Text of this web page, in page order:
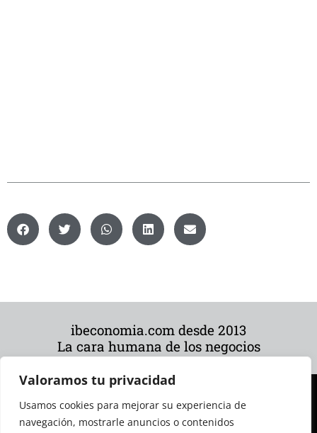
Valoramos tu privacidad
Usamos cookies para mejorar su experiencia de
navegación, mostrarle anuncios o contenidos
ibeconomia.com desde 2013
La cara humana de los negocios